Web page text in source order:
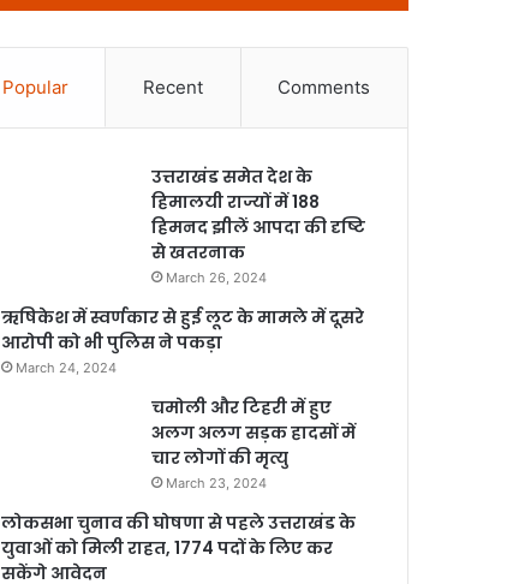
Popular Recent Comments
उत्तराखंड समेत देश के
हिमालयी राज्यों में 188
हिमनद झीलें आपदा की दृष्टि
से खतरनाक
March 26, 2024
ऋषिकेश में स्वर्णकार से हुई लूट के मामले में दूसरे
आरोपी को भी पुलिस ने पकड़ा
March 24, 2024
चमोली और टिहरी में हुए
अलग अलग सड़क हादसों में
चार लोगों की मृत्यु
March 23, 2024
लोकसभा चुनाव की घोषणा से पहले उत्तराखंड के
युवाओं को मिली राहत, 1774 पदों के लिए कर
सकेंगे आवेदन